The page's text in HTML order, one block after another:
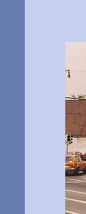
Die